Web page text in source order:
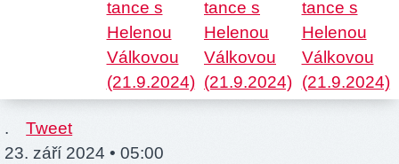
.
Tweet
23. září 2024 • 05:00